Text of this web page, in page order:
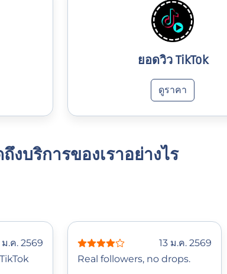
ยอดวิว TikTok
ดูราคา
งบริการของเราอย่างไร
ม.ค. 2569
13 ม.ค. 2569
Real followers, no drops.